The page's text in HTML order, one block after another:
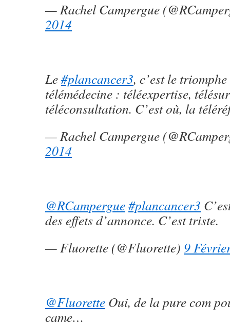
— Rachel Campergue
2014
Le#plancancer3, c’est le
télémédecine : téléexpertise,
téléconsultation. C’est où, la
— Rachel Campergue
2014
@RCampergue#plancancer3
des effets d’annonce. C’est triste.
— Fluorette (@Fluorette) 9
@Fluorette Oui, de la pure com
came…